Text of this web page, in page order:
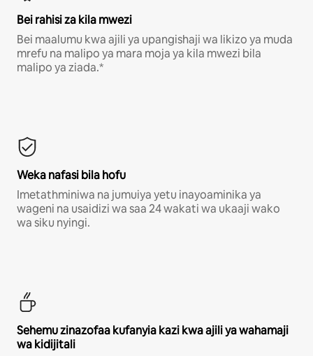
Bei rahisi za kila mwezi
Bei maalumu kwa ajili ya upangishaji wa likizo ya muda
mrefu na malipo ya mara moja ya kila mwezi bila
malipo ya ziada.*
Weka nafasi bila hofu
Imetathminiwa na jumuiya yetu inayoaminika ya
wageni na usaidizi wa saa 24 wakati wa ukaaji wako
wa siku nyingi.
Sehemu zinazofaa kufanyia kazi kwa ajili ya wahamaji
wa kidijitali